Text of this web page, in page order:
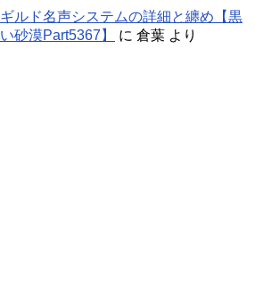
ギルド名声システムの詳細と纏め【黒
い砂漠Part5367】
に 倉葉 より